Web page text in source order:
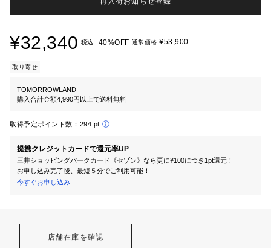
¥32,340 税込 40%OFF 通常価格 ¥53,900
取り寄せ
TOMORROWLAND
購入合計金額4,990円以上で送料無料
取得予定ポイント数： 294 pt
提携クレジットカードで還元率UP
三井ショッピングパークカード《セゾン》なら更に¥100につき1pt還元！
お申し込み完了後、最短５分でご利用可能！
今すぐお申し込み
店舗在庫を確認